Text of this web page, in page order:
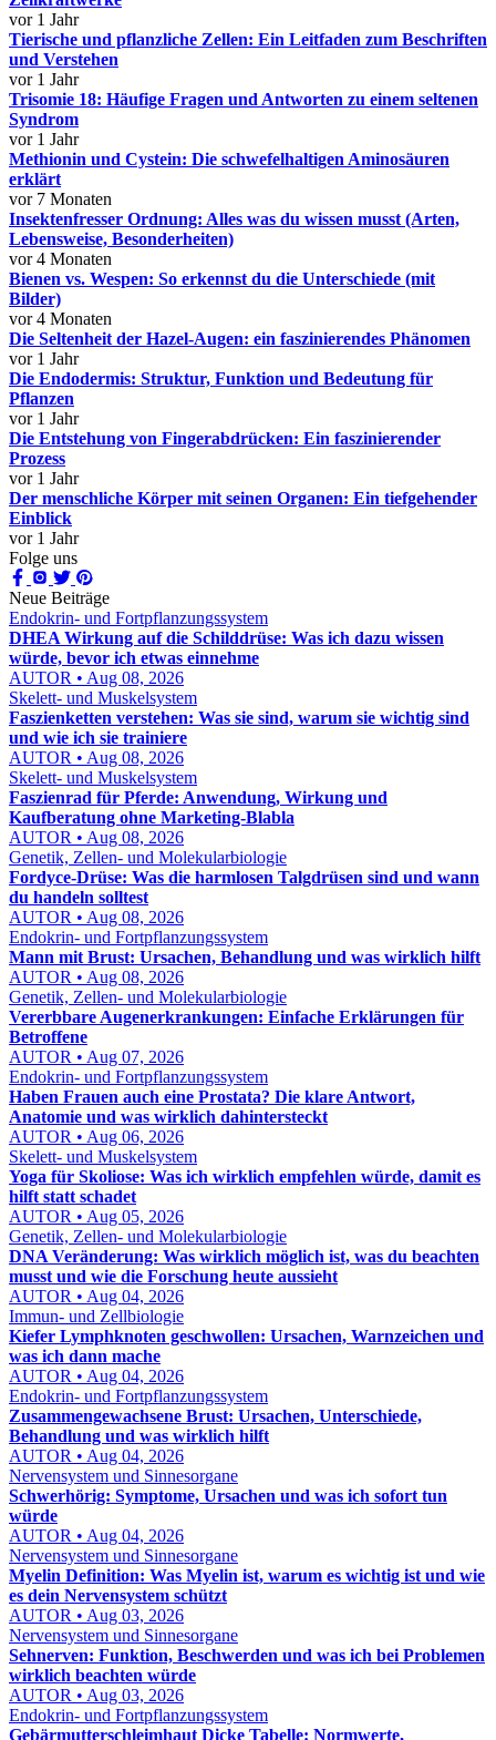
vor 1 Jahr
Tierische und pflanzliche Zellen: Ein Leitfaden zum Beschriften
und Verstehen
vor 1 Jahr
Trisomie 18: Häufige Fragen und Antworten zu einem seltenen
Syndrom
vor 1 Jahr
Methionin und Cystein: Die schwefelhaltigen Aminosäuren
erklärt
vor 7 Monaten
Insektenfresser Ordnung: Alles was du wissen musst (Arten,
Lebensweise, Besonderheiten)
vor 4 Monaten
Bienen vs. Wespen: So erkennst du die Unterschiede (mit
Bilder)
vor 4 Monaten
Die Seltenheit der Hazel-Augen: ein faszinierendes Phänomen
vor 1 Jahr
Die Endodermis: Struktur, Funktion und Bedeutung für
Pflanzen
vor 1 Jahr
Die Entstehung von Fingerabdrücken: Ein faszinierender
Prozess
vor 1 Jahr
Der menschliche Körper mit seinen Organen: Ein tiefgehender
Einblick
vor 1 Jahr
Folge uns
Neue Beiträge
Endokrin- und Fortpflanzungssystem
DHEA Wirkung auf die Schilddrüse: Was ich dazu wissen
würde, bevor ich etwas einnehme
AUTOR • Aug 08, 2026
Skelett- und Muskelsystem
Faszienketten verstehen: Was sie sind, warum sie wichtig sind
und wie ich sie trainiere
AUTOR • Aug 08, 2026
Skelett- und Muskelsystem
Faszienrad für Pferde: Anwendung, Wirkung und
Kaufberatung ohne Marketing-Blabla
AUTOR • Aug 08, 2026
Genetik, Zellen- und Molekularbiologie
Fordyce-Drüse: Was die harmlosen Talgdrüsen sind und wann
du handeln solltest
AUTOR • Aug 08, 2026
Endokrin- und Fortpflanzungssystem
Mann mit Brust: Ursachen, Behandlung und was wirklich hilft
AUTOR • Aug 08, 2026
Genetik, Zellen- und Molekularbiologie
Vererbbare Augenerkrankungen: Einfache Erklärungen für
Betroffene
AUTOR • Aug 07, 2026
Endokrin- und Fortpflanzungssystem
Haben Frauen auch eine Prostata? Die klare Antwort,
Anatomie und was wirklich dahintersteckt
AUTOR • Aug 06, 2026
Skelett- und Muskelsystem
Yoga für Skoliose: Was ich wirklich empfehlen würde, damit es
hilft statt schadet
AUTOR • Aug 05, 2026
Genetik, Zellen- und Molekularbiologie
DNA Veränderung: Was wirklich möglich ist, was du beachten
musst und wie die Forschung heute aussieht
AUTOR • Aug 04, 2026
Immun- und Zellbiologie
Kiefer Lymphknoten geschwollen: Ursachen, Warnzeichen und
was ich dann mache
AUTOR • Aug 04, 2026
Endokrin- und Fortpflanzungssystem
Zusammengewachsene Brust: Ursachen, Unterschiede,
Behandlung und was wirklich hilft
AUTOR • Aug 04, 2026
Nervensystem und Sinnesorgane
Schwerhörig: Symptome, Ursachen und was ich sofort tun
würde
AUTOR • Aug 04, 2026
Nervensystem und Sinnesorgane
Myelin Definition: Was Myelin ist, warum es wichtig ist und wie
es dein Nervensystem schützt
AUTOR • Aug 03, 2026
Nervensystem und Sinnesorgane
Sehnerven: Funktion, Beschwerden und was ich bei Problemen
wirklich beachten würde
AUTOR • Aug 03, 2026
Endokrin- und Fortpflanzungssystem
Gebärmutterschleimhaut Dicke Tabelle: Normwerte,